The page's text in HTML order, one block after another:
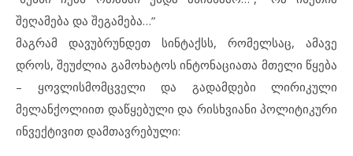
შეღამება და შეგამება…”
მაგრამ დავუბრუნდეთ სინტაქსს, რომელსაც, ამავე
დროს, შეუძლია გამოხატოს ინტონაციათა მთელი წყება
– ყოვლისმომცველი და გადამდები ლირიკული
მელანქოლიით დაწყებული და რისხვიანი პოლიტიკური
ინვექტივით დამთავრებული: